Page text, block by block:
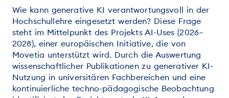
Wie kann generative KI verantwortungsvoll in der
Hochschullehre eingesetzt werden? Diese Frage
steht im Mittelpunkt des Projekts AI-Uses (2026–
2028), einer europäischen Initiative, die von
Movetia unterstützt wird. Durch die Auswertung
wissenschaftlicher Publikationen zu generativer KI-
Nutzung in universitären Fachbereichen und eine
kontinuierliche techno-pädagogische Beobachtung